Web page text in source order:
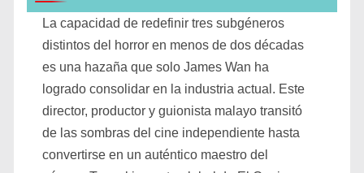
La capacidad de redefinir tres subgéneros
distintos del horror en menos de dos décadas
es una hazaña que solo James Wan ha
logrado consolidar en la industria actual. Este
director, productor y guionista malayo transitó
de las sombras del cine independiente hasta
convertirse en un auténtico maestro del